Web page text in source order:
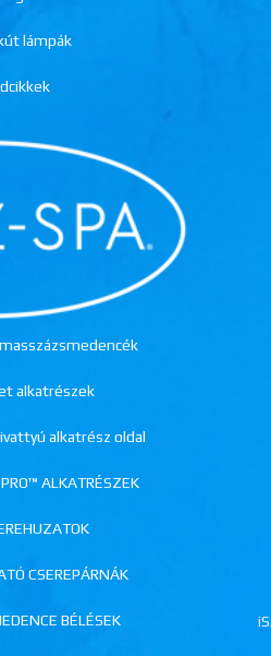
lámpák
alkatrészek
alkatrész oldal
ALKATRÉSZEK
CSEREPÁRNÁK
BÉLÉSEK